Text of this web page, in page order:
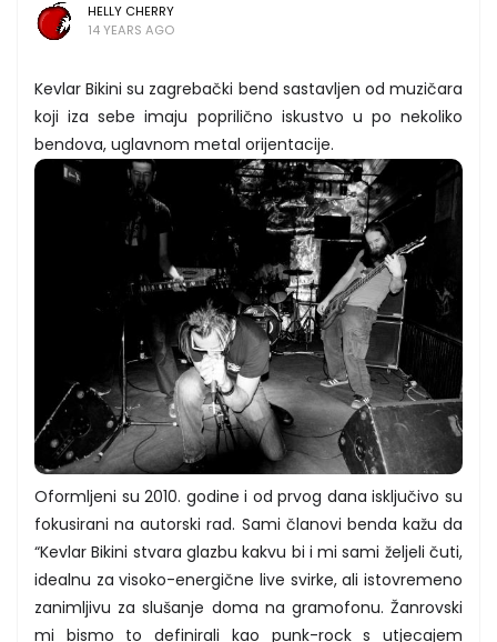
HELLY CHERRY
14 YEARS AGO
Kevlar Bikini su zagrebački bend sastavljen od muzičara
koji iza sebe imaju poprilično iskustvo u po nekoliko
bendova, uglavnom metal orijentacije.
Oformljeni su 2010. godine i od prvog dana isključivo su
fokusirani na autorski rad. Sami članovi benda kažu da
“Kevlar Bikini stvara glazbu kakvu bi i mi sami željeli čuti,
idealnu za visoko-energične live svirke, ali istovremeno
zanimljivu za slušanje doma na gramofonu. Žanrovski
mi bismo to definirali kao punk-rock s utjecajem